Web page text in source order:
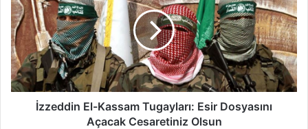
​İzzeddin El-Kassam Tugayları: Esir Dosyasını
Açacak Cesaretiniz Olsun